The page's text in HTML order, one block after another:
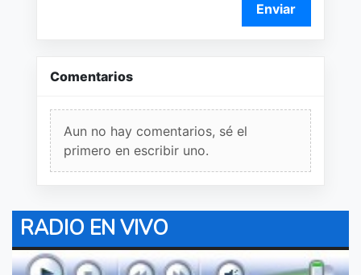
Enviar
Comentarios
Aun no hay comentarios, sé el
primero en escribir uno.
RADIO EN VIVO